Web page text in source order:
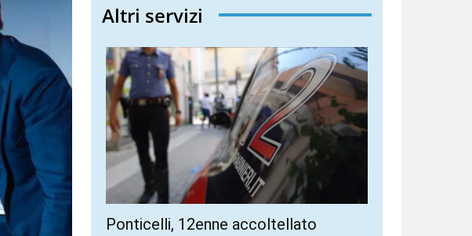
Altri servizi
Ponticelli, 12enne accoltellato